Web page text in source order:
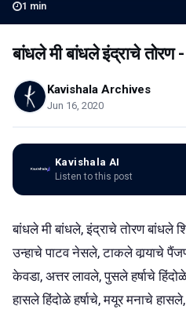
1 min
बांधले मी बांधले इंद्राचे तोरण
Kavishala Archives
Jun 16, 2020
Kavishala AI
Listen to this post
बांधले मी बांधले, इंद्राचे तोरण बांधले
उन्हाचे पाटव नेसले, टाकले वार्‍याचे
केवडा, अत्तर लावले, पुसले हर्षाचे
हासले हिंदोळे हर्षाचे, मयूर मनाचे